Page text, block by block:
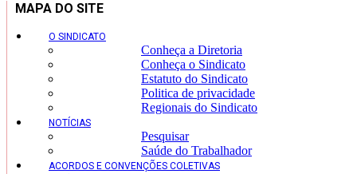
MAPA DO SITE
O SINDICATO
Conheça a Diretoria
Conheça o Sindicato
Estatuto do Sindicato
Politica de privacidade
Regionais do Sindicato
NOTÍCIAS
Pesquisar
Saúde do Trabalhador
ACORDOS E CONVENÇÕES COLETIVAS